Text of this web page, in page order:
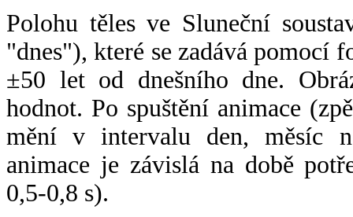
Polohu těles ve Sluneční
"dnes"), které se zadává pomocí
±50 let od dnešního dne.
hodnot. Po spuštění animace
mění v intervalu den, měsíc
animace je závislá na době
0,5-0,8 s).